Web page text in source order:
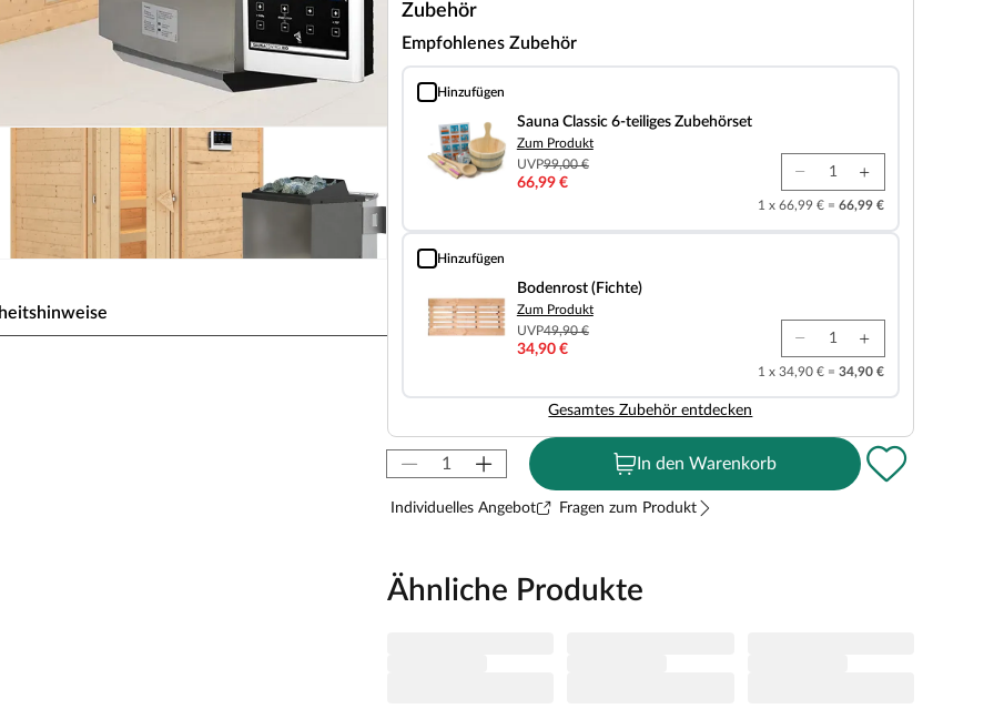
Zubehör
Empfohlenes Zubehör
Hinzufügen
Sauna Classic 6-teiliges Zubehörset
Sauna Classic 6-teiliges Zubehörset
Zum Produkt
UVP99,00 €
66,99 €
1 x 66,99 € = 66,99 €
Hinzufügen
Bodenrost (Fichte)
Bodenrost (Fichte)
Zum Produkt
UVP49,90 €
34,90 €
1 x 34,90 € = 34,90 €
Gesamtes Zubehör entdecken
In den Warenkorb
Individuelles Angebot Fragen zum Produkt
Ähnliche Produkte